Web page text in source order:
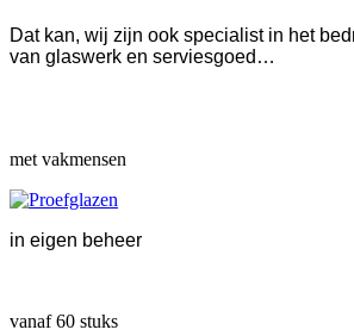
Dat kan, wij zijn ook specialist in het
van glaswerk en serviesgoed…
met vakmensen
in eigen beheer
vanaf 60 stuks